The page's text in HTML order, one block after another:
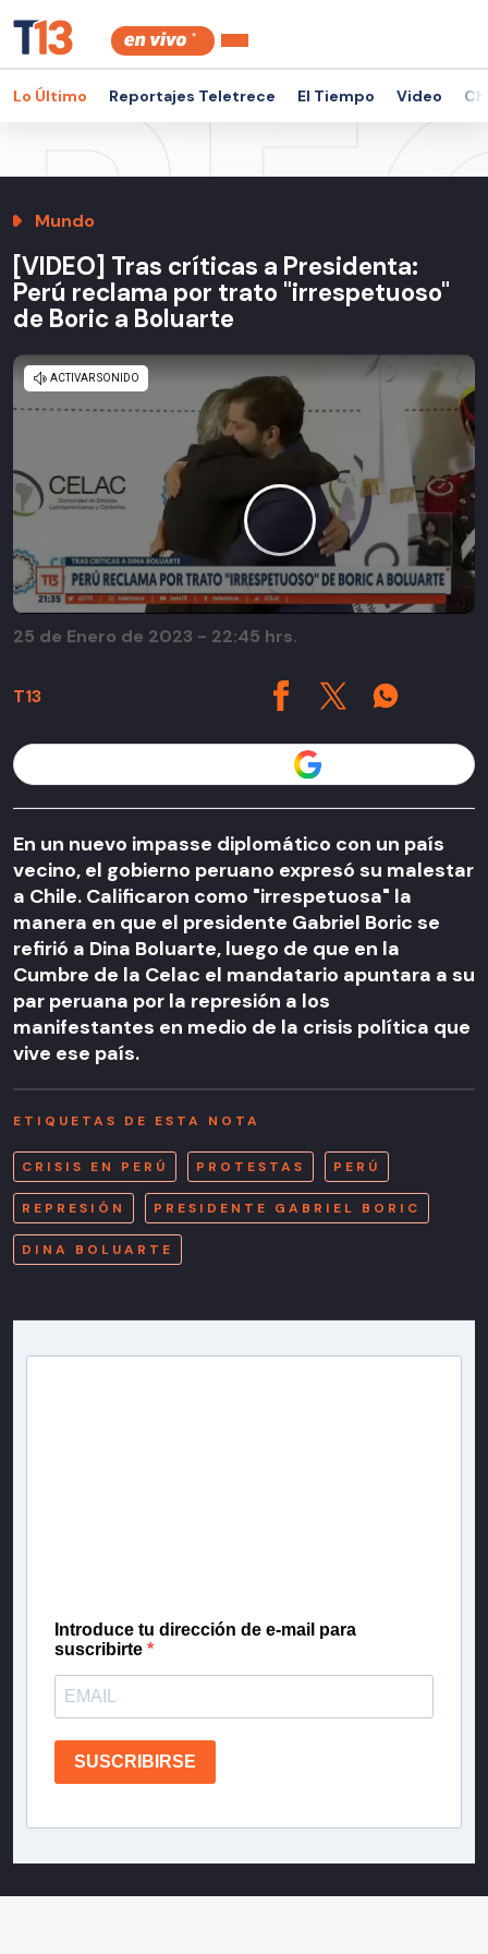
Lo Último Reportajes Teletrece El Tiempo Video
Mundo
[VIDEO] Tras críticas a Presidenta:
Perú reclama por trato "irrespetuoso"
de Boric a Boluarte
T13
25 de Enero de 2023 - 22:45 hrs.
En un nuevo impasse diplomático con un país
vecino, el gobierno peruano expresó su malestar
a Chile. Calificaron como "irrespetuosa" la
manera en que el presidente Gabriel Boric se
refirió a Dina Boluarte, luego de que en la
Cumbre de la Celac el mandatario apuntara a su
par peruana por la represión a los
manifestantes en medio de la crisis política que
vive ese país.
ETIQUETAS DE ESTA NOTA
CRISIS EN PERÚ PROTESTAS PERÚ
REPRESIÓN PRESIDENTE GABRIEL BORIC
DINA BOLUARTE
Introduce tu dirección de e-mail para
suscribirte
SUSCRIBIRSE